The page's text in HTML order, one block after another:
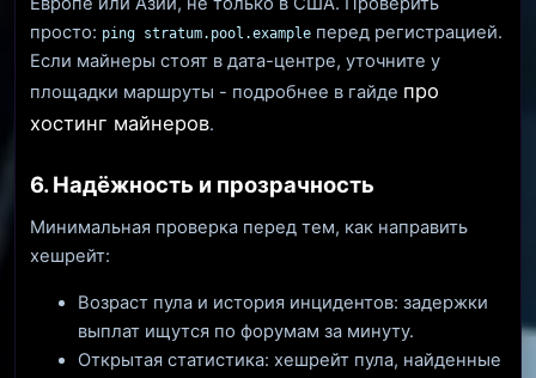
просто: ping stratum.pool.example перед регистрацией.
Если майнеры стоят в дата-центре, уточните у
площадки маршруты - подробнее в гайде про
хостинг майнеров.
6. Надёжность и прозрачность
Минимальная проверка перед тем, как направить
хешрейт:
Возраст пула и история инцидентов: задержки
выплат ищутся по форумам за минуту.
Открытая статистика: хешрейт пула, найденные